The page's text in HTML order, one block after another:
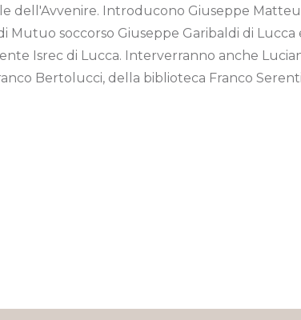
dell'Avvenire. Introducono Giuseppe
Mutuo soccorso Giuseppe Garibaldi di Lucca
Isrec di Lucca. Interverranno anche
Bertolucci, della biblioteca Franco